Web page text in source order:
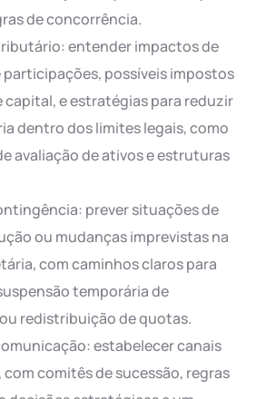
de concorrência.
entender impactos de
possíveis impostos
capital, e estratégias para reduzir
dentro dos limites legais, como
avaliação de ativos e estruturas
prever situações de
ou mudanças imprevistas na
com caminhos claros para
temporária de
redistribuição de quotas.
estabelecer canais
comitês de sucessão, regras